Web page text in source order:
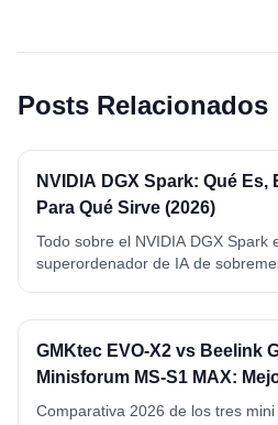
Posts Relacionados
NVIDIA DGX Spark: Qué
Para Qué Sirve (2026)
Todo sobre el NVIDIA DGX Spark
superordenador de IA de
GMKtec EVO-X2 vs Beelink
Minisforum MS-S1 MAX:
para IA Local (2026)
Comparativa 2026 de los tres